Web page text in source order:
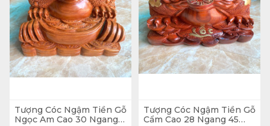
Tượng Cóc Ngậm Tiền Gỗ
Ngọc Am Cao 30 Ngang
Tượng Cóc Ngậm Tiền Gỗ
Cẩm Cao 28 Ngang 45